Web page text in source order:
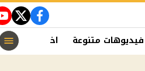
فيديوهات متنوعة اخبار الفن